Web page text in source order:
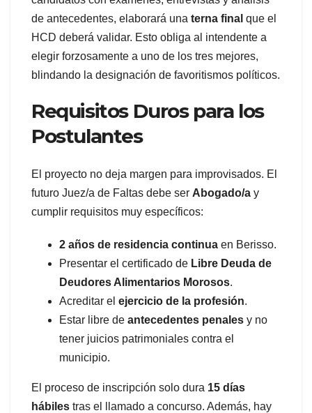
de antecedentes, elaborará una terna final que el
HCD deberá validar. Esto obliga al intendente a
elegir forzosamente a uno de los tres mejores,
blindando la designación de favoritismos políticos.
Requisitos Duros para los
Postulantes
El proyecto no deja margen para improvisados. El
futuro Juez/a de Faltas debe ser Abogado/a y
cumplir requisitos muy específicos:
2 años de residencia continua en Berisso.
Presentar el certificado de Libre Deuda de
Deudores Alimentarios Morosos.
Acreditar el ejercicio de la profesión.
Estar libre de antecedentes penales y no
tener juicios patrimoniales contra el
municipio.
El proceso de inscripción solo dura 15 días
hábiles tras el llamado a concurso. Además, hay